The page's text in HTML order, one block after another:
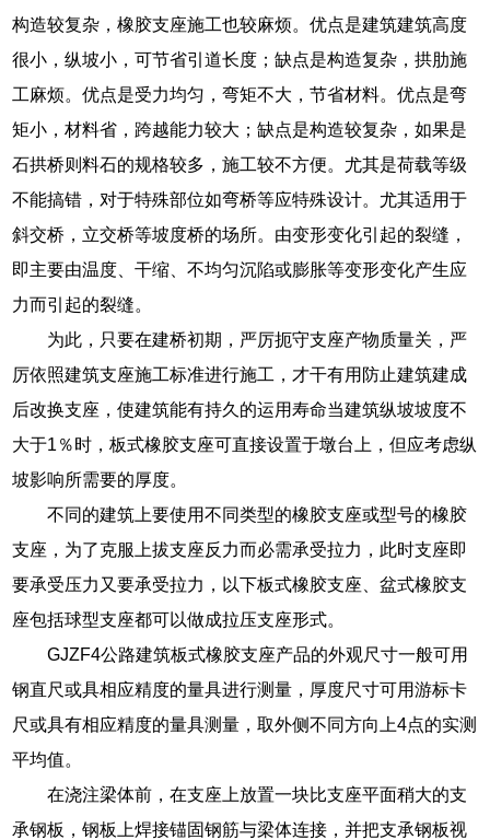
构造较复杂，橡胶支座施工也较麻烦。优点是建筑建筑高度
很小，纵坡小，可节省引道长度；缺点是构造复杂，拱肋施
工麻烦。优点是受力均匀，弯矩不大，节省材料。优点是弯
矩小，材料省，跨越能力较大；缺点是构造较复杂，如果是
石拱桥则料石的规格较多，施工较不方便。尤其是荷载等级
不能搞错，对于特殊部位如弯桥等应特殊设计。尤其适用于
斜交桥，立交桥等坡度桥的场所。由变形变化引起的裂缝，
即主要由温度、干缩、不均匀沉陷或膨胀等变形变化产生应
力而引起的裂缝。
为此，只要在建桥初期，严厉扼守支座产物质量关，严
厉依照建筑支座施工标准进行施工，才干有用防止建筑建成
后改换支座，使建筑能有持久的运用寿命当建筑纵坡坡度不
大于1％时，板式橡胶支座可直接设置于墩台上，但应考虑纵
坡影响所需要的厚度。
不同的建筑上要使用不同类型的橡胶支座或型号的橡胶
支座，为了克服上拔支座反力而必需承受拉力，此时支座即
要承受压力又要承受拉力，以下板式橡胶支座、盆式橡胶支
座包括球型支座都可以做成拉压支座形式。
GJZF4公路建筑板式橡胶支座产品的外观尺寸一般可用
钢直尺或具相应精度的量具进行测量，厚度尺寸可用游标卡
尺或具有相应精度的量具测量，取外侧不同方向上4点的实测
平均值。
在浇注梁体前，在支座上放置一块比支座平面稍大的支
承钢板，钢板上焊接锚固钢筋与梁体连接，并把支承钢板视